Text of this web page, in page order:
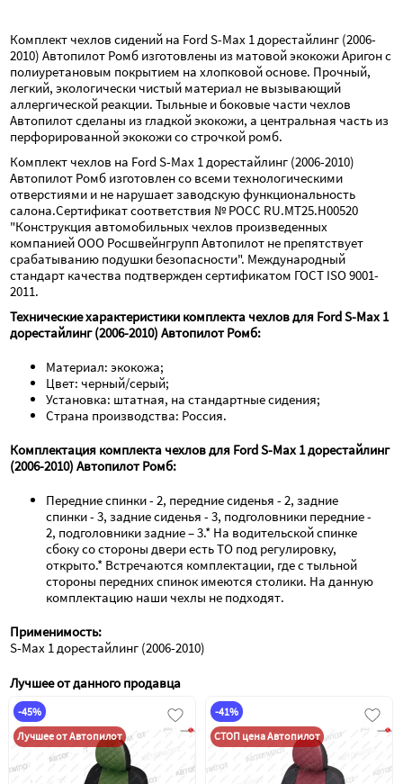
Комплект чехлов сидений на Ford S-Max 1 дорестайлинг (2006-
2010) Автопилот Ромб изготовлены из матовой экокожи Аригон с
полиуретановым покрытием на хлопковой основе. Прочный,
легкий, экологически чистый материал не вызывающий
аллергической реакции. Тыльные и боковые части чехлов
Автопилот сделаны из гладкой экокожи, а центральная часть из
перфорированной экокожи со строчкой ромб.
Комплект чехлов на Ford S-Max 1 дорестайлинг (2006-2010)
Автопилот Ромб изготовлен со всеми технологическими
отверстиями и не нарушает заводскую функциональность
салона.Сертификат соответствия № РОСС RU.МТ25.Н00520
"Конструкция автомобильных чехлов произведенных
компанией ООО Росшвейнгрупп Автопилот не препятствует
срабатыванию подушки безопасности". Международный
стандарт качества подтвержден сертификатом ГОСТ ISO 9001-
2011.
Технические характеристики комплекта чехлов для Ford S-Max 1
дорестайлинг (2006-2010) Автопилот Ромб:
Материал: экокожа;
Цвет: черный/серый;
Установка: штатная, на стандартные сидения;
Страна производства: Россия.
Комплектация комплекта чехлов для Ford S-Max 1 дорестайлинг
(2006-2010) Автопилот Ромб:
Передние спинки - 2, передние сиденья - 2, задние
спинки - 3, задние сиденья - 3, подголовники передние -
2, подголовники задние – 3.* На водительской спинке
сбоку со стороны двери есть ТО под регулировку,
открыто.* Встречаются комплектации, где с тыльной
стороны передних спинок имеются столики. На данную
комплектацию наши чехлы не подходят.
Применимость:
S-Max 1 дорестайлинг (2006-2010)
Лучшее от данного продавца
-45%
Лучшее от Автопилот
-41%
СТОП цена Автопилот